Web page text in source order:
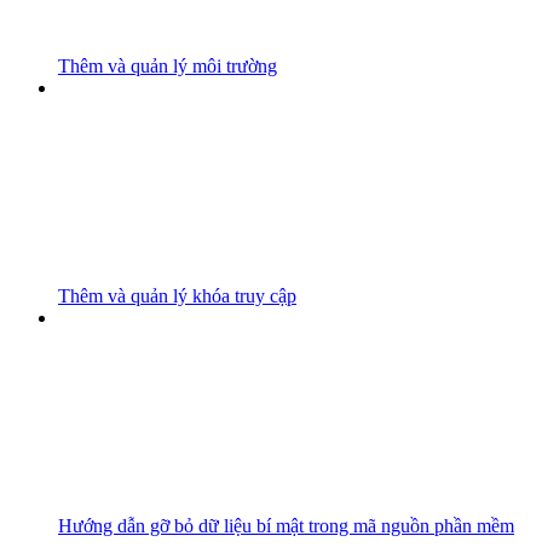
Thêm và quản lý môi trường
Thêm và quản lý khóa truy cập
Hướng dẫn gỡ bỏ dữ liệu bí mật trong mã nguồn phần mềm